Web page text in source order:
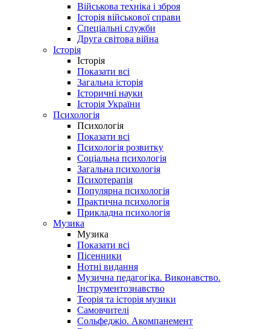
Військова техніка і зброя
Історія військової справи
Спеціальні служби
Друга світова війна
Історія
Історія
Показати всі
Загальна історія
Історичні науки
Історія України
Психологія
Психологія
Показати всі
Психологія розвитку
Соціальна психологія
Загальна психологія
Психотерапія
Популярна психологія
Практична психологія
Прикладна психологія
Музика
Музика
Показати всі
Пісенники
Нотні видання
Музична педагогіка. Виконавство.
Інструментознавство
Теорія та історія музики
Самовчителі
Сольфеджіо. Акомпанемент